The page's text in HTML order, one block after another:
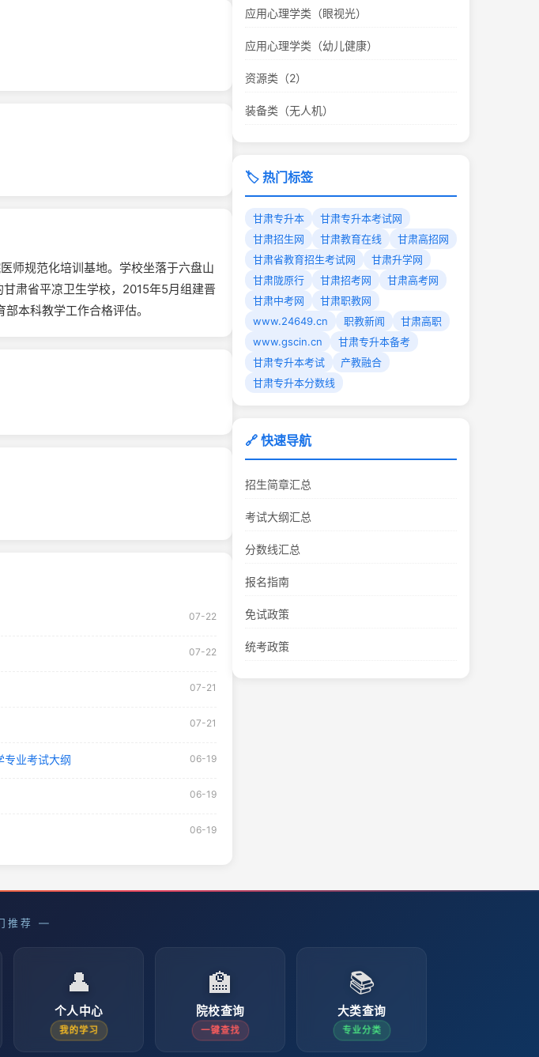
师规范化培训基地。学校坐落于六盘山
肃省平凉卫生学校，2015年5月组建晋
本科教学工作合格评估。
07-22
07-22
07-21
07-21
专业考试大纲 06-19
06-19
06-19
应用心理学类（眼视光）
应用心理学类（幼儿健康）
资源类（2）
装备类（无人机）
🏷️ 热门标签
甘肃专升本
甘肃专升本考试网
甘肃招生网
甘肃教育在线
甘肃高招网
甘肃省教育招生考试网
甘肃升学网
甘肃陇原行
甘肃招考网
甘肃高考网
甘肃中考网
甘肃职教网
www.24649.cn
职教新闻
甘肃高职
www.gscin.cn
甘肃专升本备考
甘肃专升本考试
产教融合
甘肃专升本分数线
🔗 快速导航
招生简章汇总
考试大纲汇总
分数线汇总
报名指南
免试政策
统考政策
推荐 —
👤
个人中心
我的学习
🏫
院校查询
一键查找
📚
大类查询
专业分类